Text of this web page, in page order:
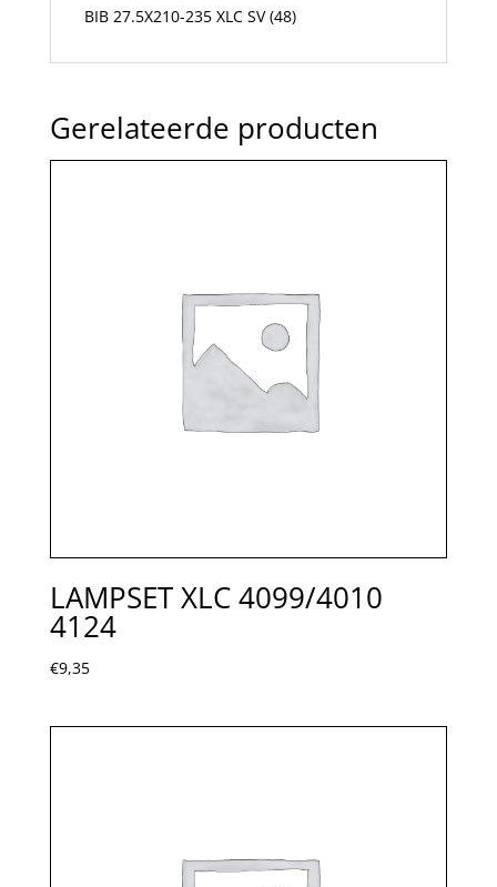
BIB 27.5X210-235 XLC SV (48)
Gerelateerde producten
LAMPSET XLC 4099/4010
4124
€9,35